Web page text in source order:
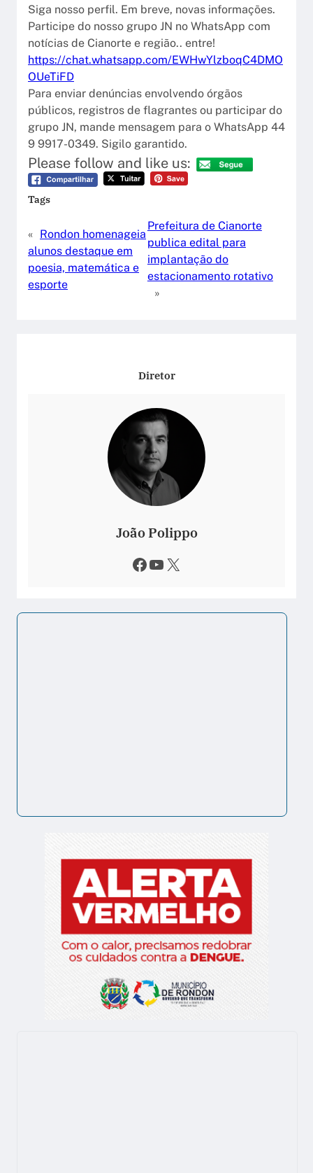
Siga nosso perfil. Em breve, novas informações.
Participe do nosso grupo JN no WhatsApp com
notícias de Cianorte e região.. entre!
https://chat.whatsapp.com/EWHwYlzboqC4DMO
OUeTiFD
Para enviar denúncias envolvendo órgãos
públicos, registros de flagrantes ou participar do
grupo JN, mande mensagem para o WhatsApp 44
9 9917-0349. Sigilo garantido.
Please follow and like us:
Tags
« Rondon homenageia
alunos destaque em
poesia, matemática e
esporte
Prefeitura de Cianorte
publica edital para
implantação do
estacionamento rotativo
»
Diretor
João Polippo
Facebook Youtube X